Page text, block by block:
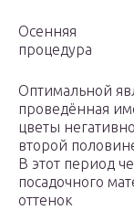
Осенняя
процедура
Оптимальной
проведённая
цветы
второй
В этот период
посадочного
оттенок